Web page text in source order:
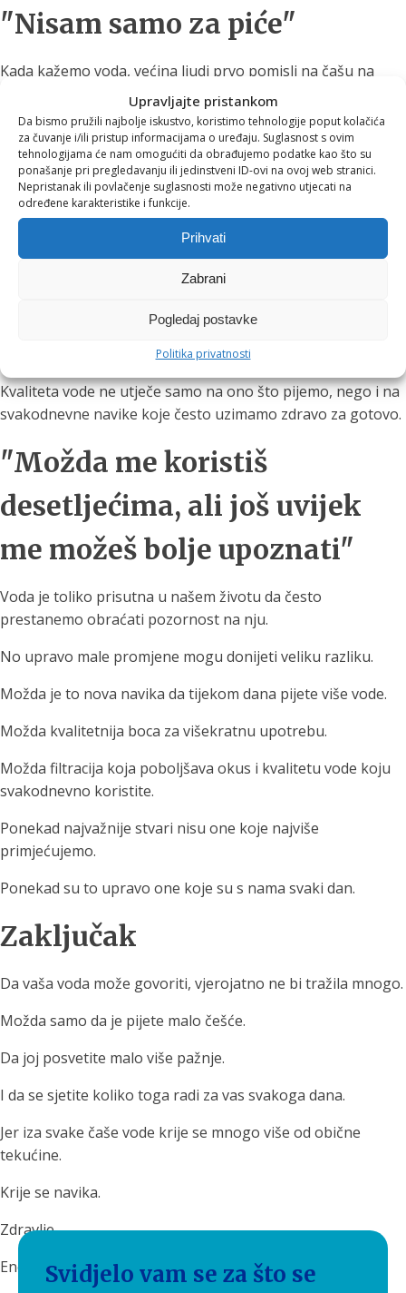
Upravljajte pristankom
Da bismo pružili najbolje iskustvo, koristimo tehnologije poput kolačića
za čuvanje i/ili pristup informacijama o uređaju. Suglasnost s ovim
tehnologijama će nam omogućiti da obrađujemo podatke kao što su
ponašanje pri pregledavanju ili jedinstveni ID-ovi na ovoj web stranici.
Nepristanak ili povlačenje suglasnosti može negativno utjecati na
određene karakteristike i funkcije.
Prihvati
Zabrani
Pogledaj postavke
Politika privatnosti
"Nisam samo za piće"
Kada kažemo voda, većina ljudi prvo pomisli na čašu na
Ali voda je prisutna u gotovo svakom dijelu našeg dana.
Tuširanje.
Kuhanje.
Kvaliteta vode ne utječe samo na ono što pijemo, nego i na
svakodnevne navike koje često uzimamo zdravo za gotovo.
"Možda me koristiš
desetljećima, ali još uvijek
me možeš bolje upoznati"
Voda je toliko prisutna u našem životu da često
prestanemo obraćati pozornost na nju.
No upravo male promjene mogu donijeti veliku razliku.
Možda je to nova navika da tijekom dana pijete više vode.
Možda kvalitetnija boca za višekratnu upotrebu.
Možda filtracija koja poboljšava okus i kvalitetu vode koju
svakodnevno koristite.
Ponekad najvažnije stvari nisu one koje najviše
primjećujemo.
Ponekad su to upravo one koje su s nama svaki dan.
Zaključak
Da vaša voda može govoriti, vjerojatno ne bi tražila mnogo.
Možda samo da je pijete malo češće.
Da joj posvetite malo više pažnje.
I da se sjetite koliko toga radi za vas svakoga dana.
Jer iza svake čaše vode krije se mnogo više od obične
tekućine.
Krije se navika.
Zdravlje.
Energija.Svidjelo vam se za što se